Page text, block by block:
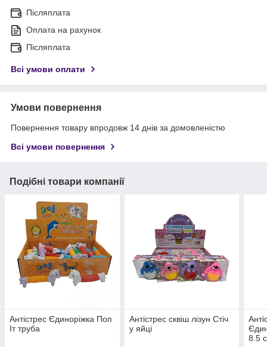
Післяплата
Оплата на рахунок
Післяплата
Всі умови оплати
Умови повернення
Повернення товару впродовж 14 днів за домовленістю
Всі умови повернення
Подібні товари компанії
Антістрес Єдиноріжка Поп
Іт труба
Антістрес сквіш лізун Стіч
у яйці
8.5